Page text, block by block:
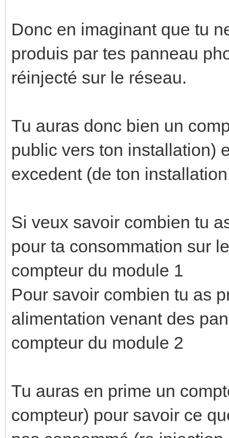
Donc en imaginant que tu
produis par tes panneau
réinjecté sur le réseau.
Tu auras donc bien un
public vers ton installation)
excedent (de ton
Si veux savoir combien tu
pour ta consommation sur
compteur du module 1
Pour savoir combien tu as
alimentation venant des
compteur du module 2
Tu auras en prime un
compteur) pour savoir ce